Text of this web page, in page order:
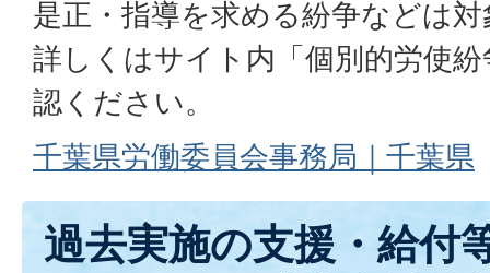
是正・指導を求める紛争などは
詳しくはサイト内「個別的労使
認ください。
千葉県労働委員会事務局｜千葉県
過去実施の支援・給付